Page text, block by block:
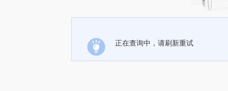
正在查询中，请刷新重试